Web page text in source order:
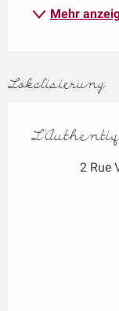
Mehr
Lokalisierung
2 Rue